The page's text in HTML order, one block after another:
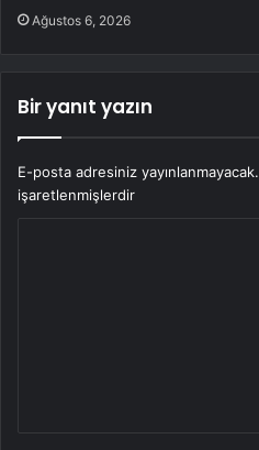
Ağustos 6, 2026
Bir yanıt yazın
E-posta adresiniz yayınlanmayacak.
işaretlenmişlerdir